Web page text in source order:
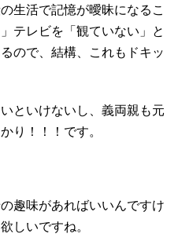
生活で記憶が曖昧になるこ
テレビを「観ていない」と
ので、結構、これもドキッ
といけないし、義両親も元
り！！！です。
趣味があればいいんですけ
しいですね。